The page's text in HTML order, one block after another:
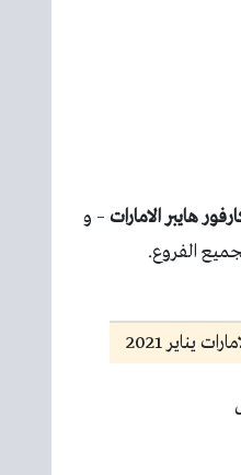
هايبر الامارات – و
الفروع.
يناير 2021